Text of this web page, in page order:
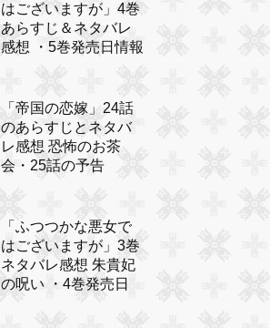
はございますが」4巻
あらすじ＆ネタバレ
感想 ・5巻発売日情報
「帝国の恋嫁」24話
のあらすじとネタバ
レ感想 恐怖のお茶
会・25話の予告
「ふつつかな悪女で
はございますが」3巻
ネタバレ感想 朱貴妃
の呪い ・4巻発売日